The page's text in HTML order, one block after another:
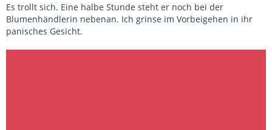
Es trollt sich. Eine halbe Stunde steht er noch bei der
Blumenhändlerin nebenan. Ich grinse im Vorbeigehen in ihr
panisches Gesicht.